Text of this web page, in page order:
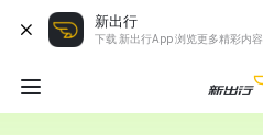
新出行
下载 新出行App 浏览更多精彩内容